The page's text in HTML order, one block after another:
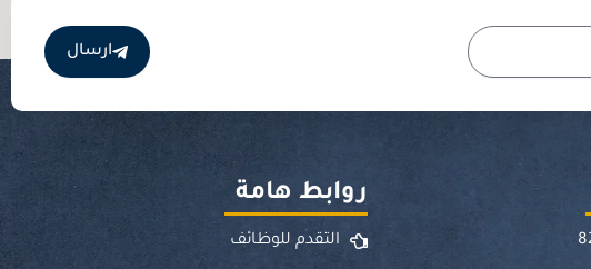
ارسال
روابط هامة
التقدم للوظائف